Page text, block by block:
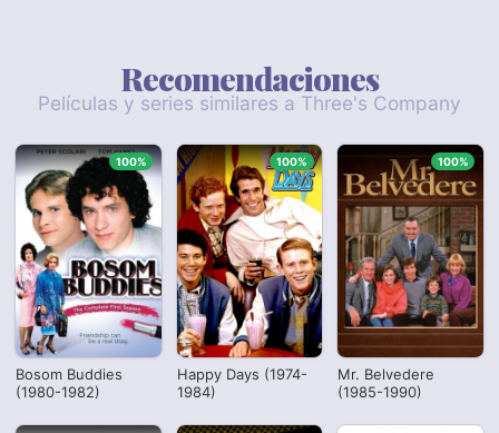
Recomendaciones
Películas y series similares a Three's Company
Bosom Buddies
(1980-1982)
100%
Happy Days (1974-
1984)
100%
Mr. Belvedere
(1985-1990)
100%